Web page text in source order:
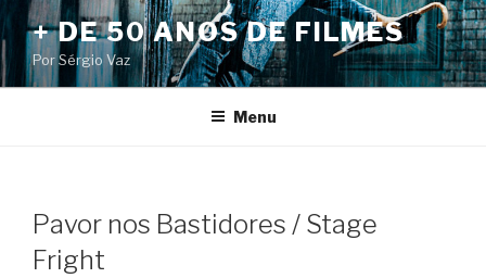
Pular
para
o
conteúdo
+ DE 50 ANOS DE FILMES
Por Sérgio Vaz
Menu
Pavor nos Bastidores / Stage
Fright